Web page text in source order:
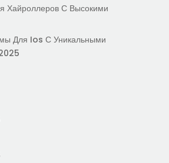
Хайроллеров С Высокими
Для Ios С Уникальными